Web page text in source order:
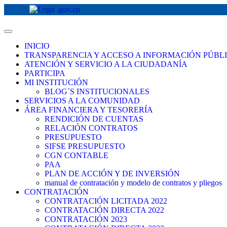
INICIO
TRANSPARENCIA Y ACCESO A INFORMACIÓN
ATENCIÓN Y SERVICIO A LA CIUDADANÍA
PARTICIPA
MI INSTITUCIÓN
BLOG´S INSTITUCIONALES
SERVICIOS A LA COMUNIDAD
ÁREA FINANCIERA Y TESORERÍA
RENDICIÓN DE CUENTAS
RELACIÓN CONTRATOS
PRESUPUESTO
SIFSE PRESUPUESTO
CGN CONTABLE
PAA
PLAN DE ACCIÓN Y DE INVERSIÓN
manual de contratación y modelo de contratos y pliegos
CONTRATACIÓN
CONTRATACIÓN LICITADA 2022
CONTRATACIÓN DIRECTA 2022
CONTRATACIÓN 2023